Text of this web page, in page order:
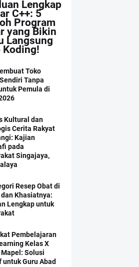
Lengkap
C++: 5
Program
yang Bikin
Langsung
Koding!
Toko
Tanpa
Pemula di
Kultural dan
Cerita Rakyat
Kajian
pada
Singajaya,
Resep Obat di
Khasiatnya:
Lengkap untuk
Pembelajaran
Kelas X
Solusi
untuk Guru Abad